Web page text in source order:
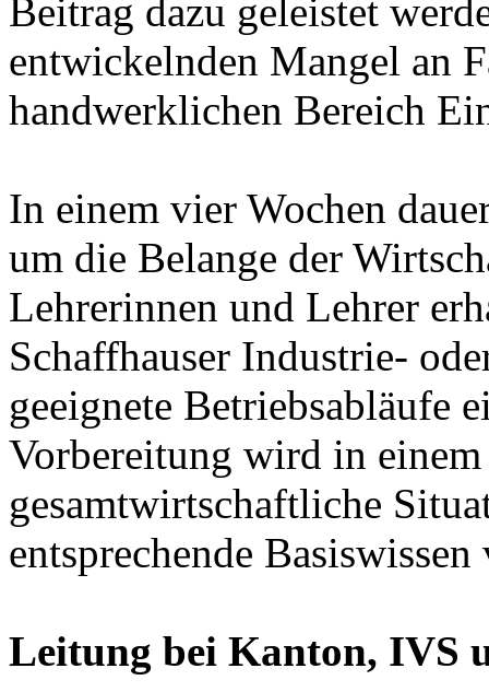
Beitrag dazu geleistet
entwickelnden Mangel an
handwerklichen Bereich
In einem vier Wochen
um die Belange der
Lehrerinnen und Lehrer
Schaffhauser Industrie-
geeignete Betriebsabläufe
Vorbereitung wird in
gesamtwirtschaftliche
entsprechende
Leitung bei Kanton, IVS